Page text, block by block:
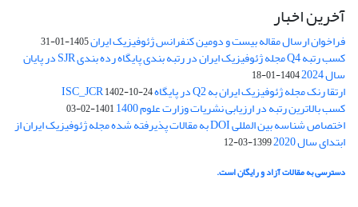
آخرین اخبار
فراخوان ارسال مقاله بیست و دومین کنفرانس ژئوفیزیک ایران1405-01-31
کسب رتبه Q4 مجله ژئوفیزیک ایران در رتبه بندی پایگاه رده بندی SJR در پایان
سال 2024 1404-01-18
ارتقا رنک مجله ژئوفیزیک ایران به Q2 در پایگاه ISC_JCR 1402-10-24
کسب بالاترین رتبه در ارزیابی نشریات وزارت علوم 1400 1401-02-03
اختصاص شناسه بین المللی DOI به مقالات پذیرفته شده مجله ژئوفیزیک ایران از
ابتدای سال 2020 1399-03-12
دسترسی به مقالات آزاد و رایگان است.